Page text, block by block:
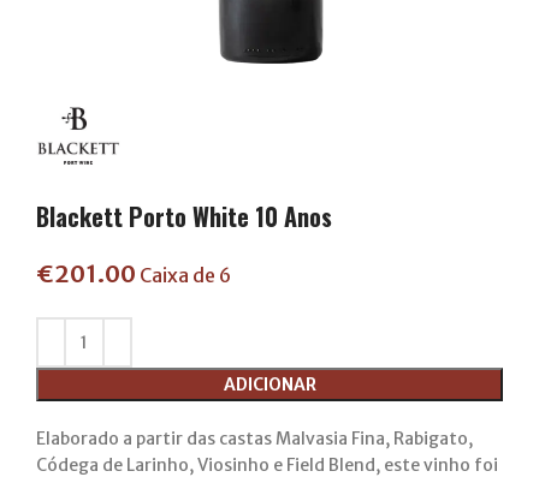
Blackett Porto White 10 Anos
€201.00 Caixa de 6
Elaborado a partir das castas Malvasia Fina, Rabigato,
Códega de Larinho, Viosinho e Field Blend, este vinho foi
ADICIONAR